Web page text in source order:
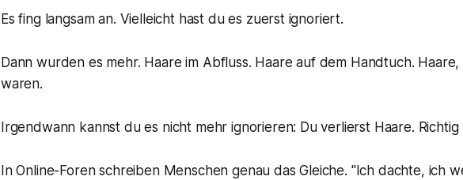
Es fing langsam an. Vielleicht hast du es zuerst ignoriert.
Dann wurden es mehr. Haare im Abfluss. Haare auf dem Handtuch.
waren.
Irgendwann kannst du es nicht mehr ignorieren: Du verlierst Haare. Richtig
In Online-Foren schreiben Menschen genau das Gleiche. "Ich dachte, ich